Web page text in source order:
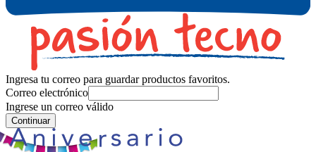
Ingresa tu correo para guardar productos favoritos.
Correo electrónico
Ingrese un correo válido
Continuar